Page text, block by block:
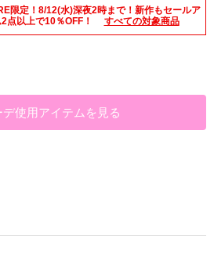
限定！8/12(水)深夜2時まで！新作もセールア
点以上で10％OFF！
すべての対象商品
デ使用アイテムを見る